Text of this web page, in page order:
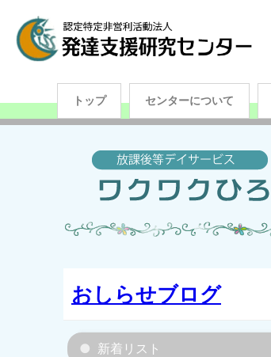
トップ センターについて
おしらせブログ
新着リスト